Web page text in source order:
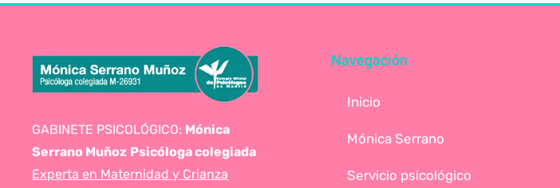
GABINETE PSICOLÓGICO: Mónica
Serrano Muñoz Psicóloga colegiada
Experta en Maternidad y Crianza
Navegación
Inicio
Mónica Serrano
Servicio psicológico